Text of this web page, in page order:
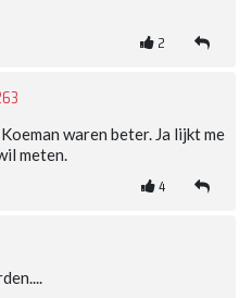
2
waren beter. Ja lijkt me
meten.
4